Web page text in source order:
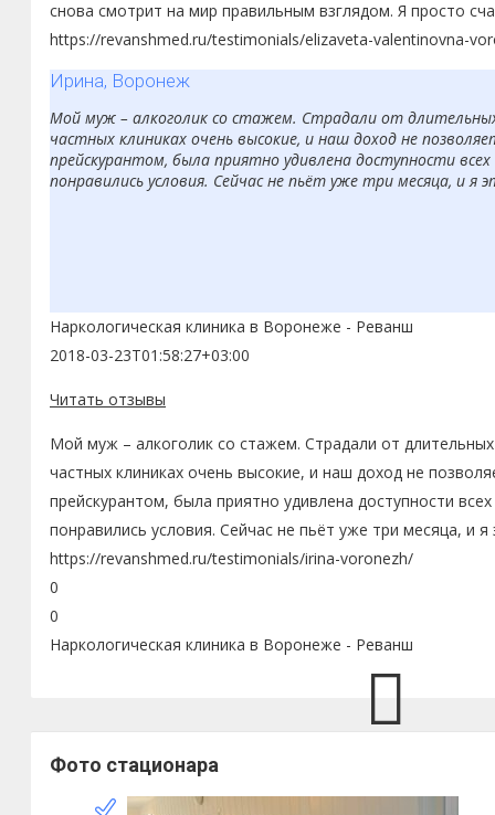
снова смотрит на мир правильным взглядом. Я просто
https://revanshmed.ru/testimonials/elizaveta-valentinovna-
Ирина, Воронеж
Мой муж – алкоголик со стажем. Страдали от
частных клиниках очень высокие, и наш доход не
прейскурантом, была приятно удивлена доступности
понравились условия. Сейчас не пьёт уже три месяца, и
Наркологическая клиника в Воронеже - Реванш
2018-03-23T01:58:27+03:00
Читать отзывы
Мой муж – алкоголик со стажем. Страдали от
частных клиниках очень высокие, и наш доход не
прейскурантом, была приятно удивлена доступности
понравились условия. Сейчас не пьёт уже три месяца, и
https://revanshmed.ru/testimonials/irina-voronezh/
0
0
Наркологическая клиника в Воронеже - Реванш
Фото стационара